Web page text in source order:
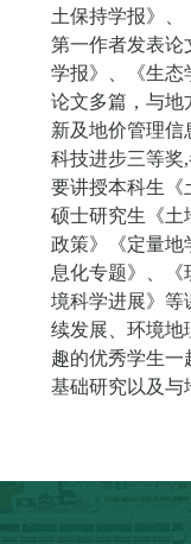
土保持学报》、
第一作者发表论
学报》、《生态
论文多篇，与地
新及地价管理信
科技进步三等奖
要讲授本科生《
硕士研究生《土
政策》《定量地
息化专题》、《
境科学进展》等
续发展、环境地
趣的优秀学生一
基础研究以及与